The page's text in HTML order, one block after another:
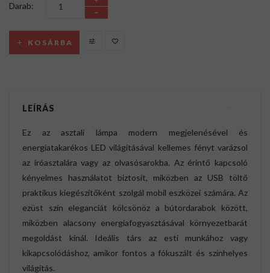
Darab:
KOSÁRBA
LEÍRÁS
Ez az asztali lámpa modern megjelenésével és
energiatakarékos LED világításával kellemes fényt varázsol
az íróasztalára vagy az olvasósarokba. Az érintő kapcsoló
kényelmes használatot biztosít, miközben az USB töltő
praktikus kiegészítőként szolgál mobil eszközei számára. Az
ezüst szín eleganciát kölcsönöz a bútordarabok között,
miközben alacsony energiafogyasztásával környezetbarát
megoldást kínál. Ideális társ az esti munkához vagy
kikapcsolódáshoz, amikor fontos a fókuszált és színhelyes
világítás.